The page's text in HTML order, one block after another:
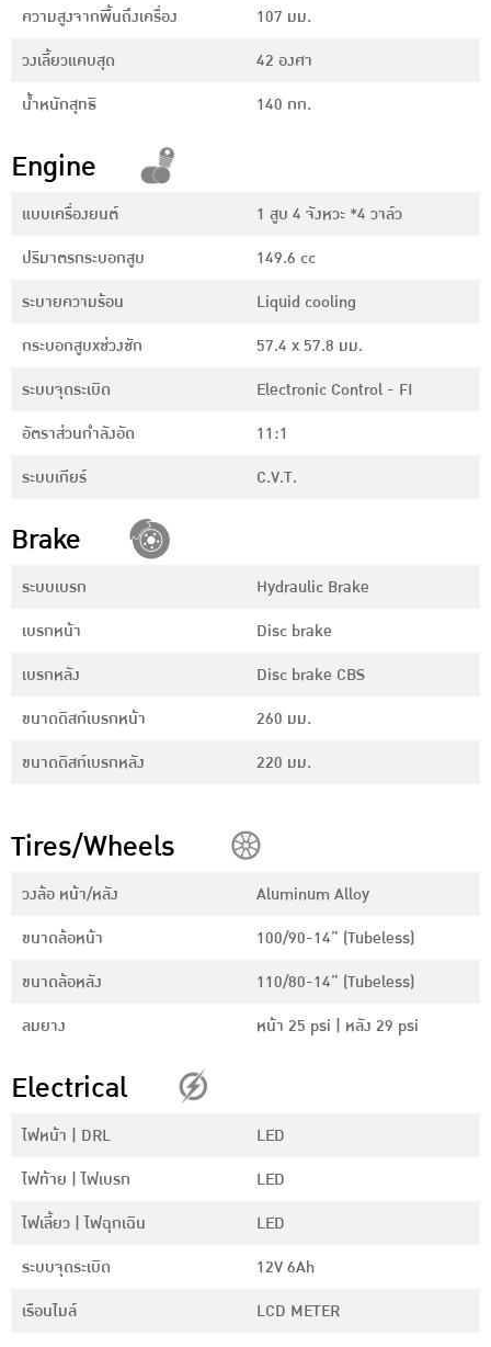
ความสูงจากพื้นถึงเครื่อง
107 มม.
วงเลี้ยวแคบสุด
42 องศา
น้ำหนักสุทธิ
140 กก.
Engine
แบบเครื่องยนต์
1 สูบ 4 จังหวะ *4 วาล์ว
ปริมาตรกระบอกสูบ
149.6 cc
ระบายความร้อน
Liquid cooling
กระบอกสูบxช่วงชัก
57.4 x 57.8 มม.
ระบบจุดระเบิด
Electronic Control - FI
อัตราส่วนกำลังอัด
11:1
ระบบเกียร์
C.V.T.
Brake
ระบบเบรก
Hydraulic Brake
เบรกหน้า
Disc brake
เบรกหลัง
Disc brake CBS
ขนาดดิสก์เบรกหน้า
260 มม.
ขนาดดิสก์เบรกหลัง
220 มม.
Tires/Wheels
วงล้อ หน้า/หลัง
Aluminum Alloy
ขนาดล้อหน้า
100/90-14” (Tubeless)
ขนาดล้อหลัง
110/80-14” (Tubeless)
ลมยาง
หน้า 25 psi | หลัง 29 psi
Electrical
ไฟหน้า | DRL
LED
ไฟท้าย | ไฟเบรก
LED
ไฟเลี้ยว | ไฟฉุกเฉิน
LED
ระบบจุดระเบิด
12V 6Ah
เรือนไมล์
LCD METER